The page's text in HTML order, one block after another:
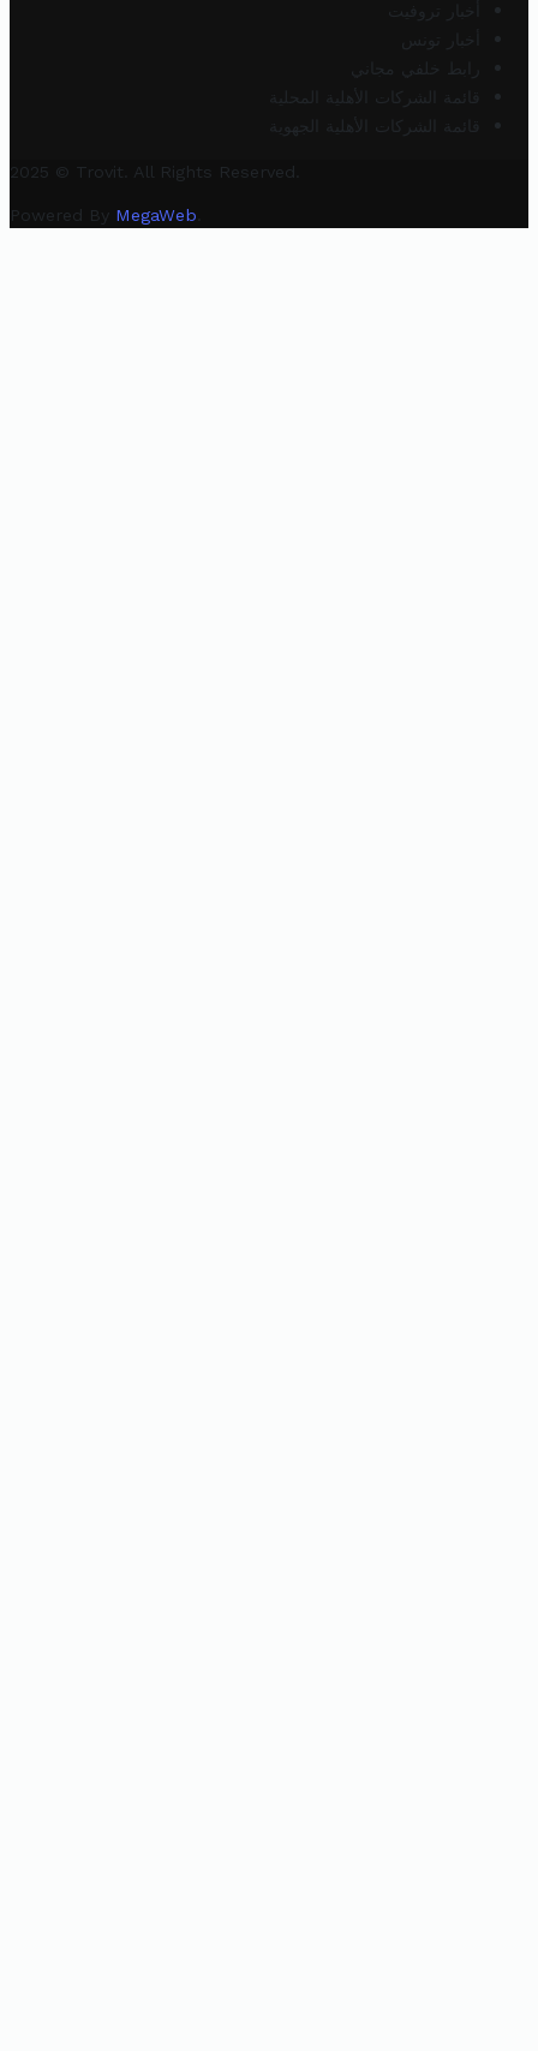
أخبار تروفيت
أخبار تونس
رابط خلفي مجاني
قائمة الشركات الأهلية المحلية
قائمة الشركات الأهلية الجهوية
2025 © Trovit. All Rights Reserved.
Powered By MegaWeb